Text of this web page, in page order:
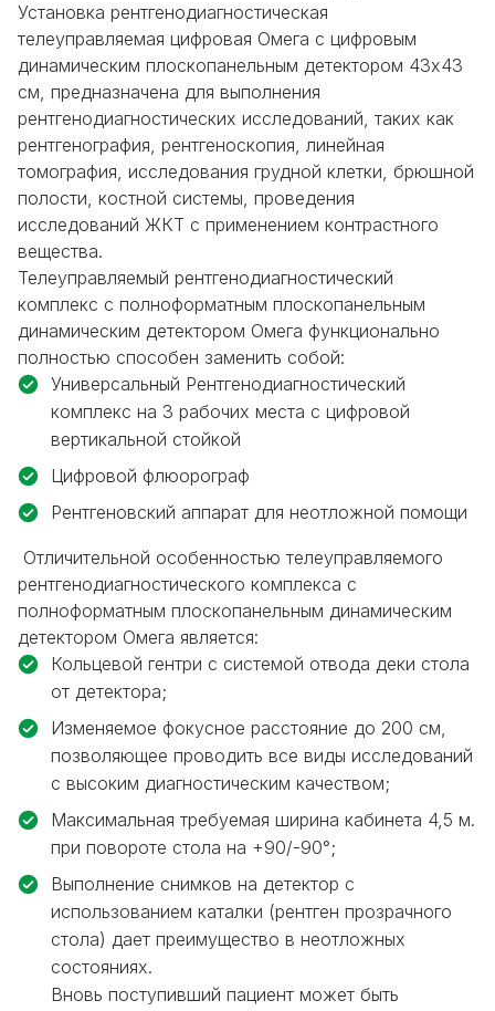
Установка рентгенодиагностическая
телеуправляемая цифровая Омега с цифровым
динамическим плоскопанельным детектором 43х43
см, предназначена для выполнения
рентгенодиагностических исследований, таких как
рентгенография, рентгеноскопия, линейная
томография, исследования грудной клетки, брюшной
полости, костной системы, проведения
исследований ЖКТ с применением контрастного
вещества.
Телеуправляемый рентгенодиагностический
комплекс с полноформатным плоскопанельным
динамическим детектором Омега функционально
полностью способен заменить собой:
Универсальный Рентгенодиагностический
комплекс на 3 рабочих места с цифровой
вертикальной стойкой
Цифровой флюорограф
Рентгеновский аппарат для неотложной помощи
Отличительной особенностью телеуправляемого
рентгенодиагностического комплекса с
полноформатным плоскопанельным динамическим
детектором Омега является:
Кольцевой гентри с системой отвода деки стола
от детектора;
Изменяемое фокусное расстояние до 200 см,
позволяющее проводить все виды исследований
с высоким диагностическим качеством;
Максимальная требуемая ширина кабинета 4,5 м.
при повороте стола на +90/-90°;
Выполнение снимков на детектор с
использованием каталки (рентген прозрачного
стола) дает преимущество в неотложных
состояниях.
Вновь поступивший пациент может быть